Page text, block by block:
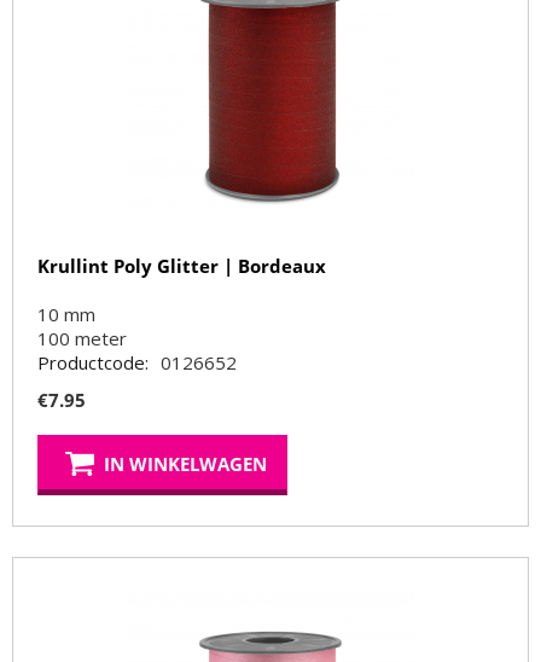
Krullint Poly Glitter | Bordeaux
10 mm
100 meter
Productcode: 0126652
€7.95
IN WINKELWAGEN